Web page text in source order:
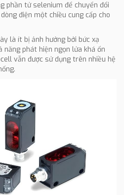
phần tử selenium để chuyển đổi
điện một chiều cung cấp cho
là ít bị ảnh hưởng bởi bức xạ
phát hiện ngọn lửa khá ổn
vẫn được sử dụng trên nhiều hệ